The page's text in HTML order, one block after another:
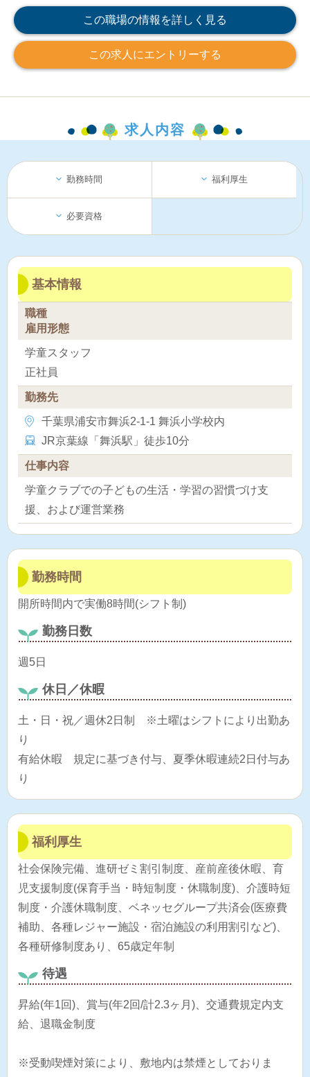
この職場の情報を詳しく見る
この求人にエントリーする
求人内容
勤務時間 福利厚生
必要資格
基本情報
職種
雇用形態
学童スタッフ
正社員
勤務先
千葉県浦安市舞浜2-1-1 舞浜小学校内
JR京葉線「舞浜駅」徒歩10分
仕事内容
学童クラブでの子どもの生活・学習の習慣づけ支
援、および運営業務
勤務時間
開所時間内で実働8時間(シフト制)
勤務日数
週5日
休日／休暇
土・日・祝／週休2日制 ※土曜はシフトにより出勤あ
り
有給休暇 規定に基づき付与、夏季休暇連続2日付与あ
り
福利厚生
社会保険完備、進研ゼミ割引制度、産前産後休暇、育
児支援制度(保育手当・時短制度・休職制度)、介護時短
制度・介護休職制度、ベネッセグループ共済会(医療費
補助、各種レジャー施設・宿泊施設の利用割引など)、
各種研修制度あり、65歳定年制
待遇
昇給(年1回)、賞与(年2回/計2.3ヶ月)、交通費規定内支
給、退職金制度
※受動喫煙対策により、敷地内は禁煙としておりま